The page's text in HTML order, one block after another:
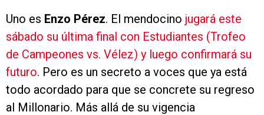
Uno es Enzo Pérez. El mendocino jugará este
sábado su última final con Estudiantes (Trofeo
de Campeones vs. Vélez) y luego confirmará su
futuro. Pero es un secreto a voces que ya está
todo acordado para que se concrete su regreso
al Millonario. Más allá de su vigencia